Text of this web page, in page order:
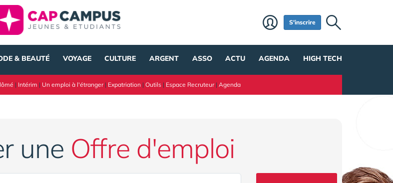
S'inscrire
& BEAUTÉ VOYAGE CULTURE ARGENT ASSO ACTU AGENDA HIGH TECH
| Intérim | Un emploi à l'étranger| Expatriation | Outils | Espace Recruteur| Agenda
une Offre d'emploi